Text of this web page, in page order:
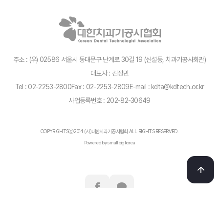
주소 : (우) 02586 서울시 동대문구 난계로 30길 19 (신설동, 치과기공사회관)
대표자 : 김정민
Tel : 02-2253-2800Fax : 02-2253-2809E-mail : kdta@kdtech.or.kr
사업등록번호 : 202-82-30649
COPYRIGHTSⓒ2014 (사)대한치과기공사협회 ALL RIGHTS RESERVED.
Powered by smallbigkorea